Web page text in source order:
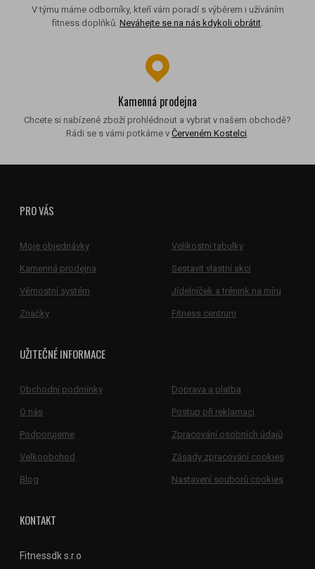
V týmu máme odborníky, kteří vám poradí s výběrem i užíváním
fitness doplňků. Neváhejte se na nás kdykoli obrátit
Kamenná prodejna
Chcete si nabízené zboží prohlédnout a vybrat v našem obchodě?
Rádi se s vámi potkáme v Červeném Kostelci
PRO VÁS
Moje objednávky Velikostní tabulky
Kamenná prodejna Sestavit vlastní akci
Věrnostní systém Jídelníček a trénink na míru
Značky Fitness centrum
UŽITEČNÉ INFORMACE
Obchodní podmínky Doprava a platba
O nás Postup při reklamaci
Podporujeme Zpracování osobních údajů
Velkoobchod Zásady zpracování cookies
Blog Nastavení souborů cookies
KONTAKT
Fitnessdk s.r.o